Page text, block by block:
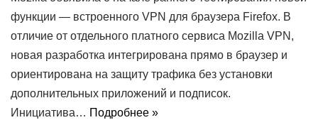
функции — встроенного VPN для браузера Firefox. В
отличие от отдельного платного сервиса Mozilla VPN,
новая разработка интегрирована прямо в браузер и
ориентирована на защиту трафика без установки
дополнительных приложений и подписок.
Инициатива… Подробнее »